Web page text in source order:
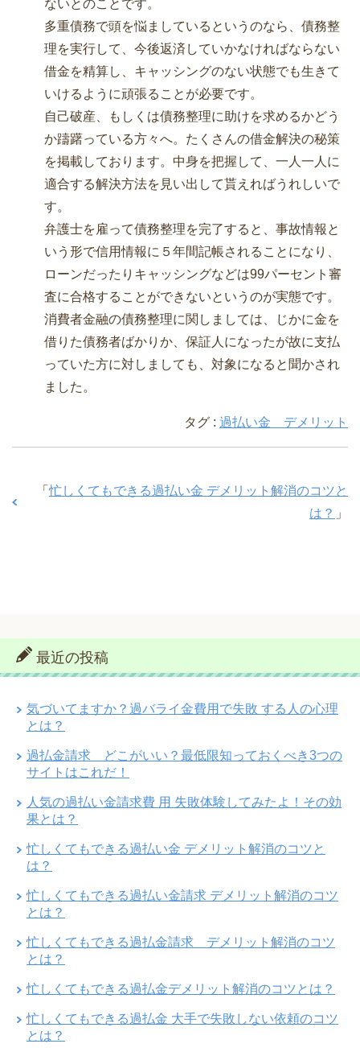
ないとのことです。
多重債務で頭を悩ましているというのなら、債務整
理を実行して、今後返済していかなければならない
借金を精算し、キャッシングのない状態でも生きて
いけるように頑張ることが必要です。
自己破産、もしくは債務整理に助けを求めるかどう
か躊躇っている方々へ。たくさんの借金解決の秘策
を掲載しております。中身を把握して、一人一人に
適合する解決方法を見い出して貰えればうれしいで
す。
弁護士を雇って債務整理を完了すると、事故情報と
いう形で信用情報に５年間記帳されることになり、
ローンだったりキャッシングなどは99パーセント審
査に合格することができないというのが実態です。
消費者金融の債務整理に関しましては、じかに金を
借りた債務者ばかりか、保証人になったが故に支払
っていた方に対しましても、対象になると聞かされ
ました。
タグ : 過払い金 デメリット
「忙しくてもできる過払い金 デメリット解消のコツと
は？ 」
最近の投稿
気づいてますか？過バライ金費用で失敗 する人の心理
とは？
過払金請求 どこがいい？最低限知っておくべき3つの
サイトはこれだ！
人気の過払い金請求費 用 失敗体験してみたよ！その効
果とは？
忙しくてもできる過払い金 デメリット解消のコツと
は？
忙しくてもできる過払い金請求 デメリット解消のコツ
とは？
忙しくてもできる過払金請求 デメリット解消のコツ
とは？
忙しくてもできる過払金デメリット解消のコツとは？
忙しくてもできる過払金 大手で失敗しない依頼のコツ
とは？